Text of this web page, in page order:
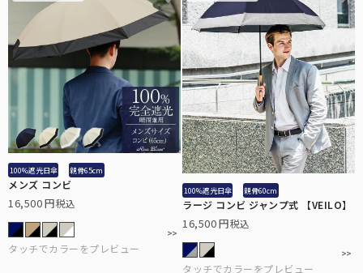
100%遮光日傘 親骨65cm
メンズ コンビ
16,500 税込
100%遮光日傘 親骨60cm
ラージ コンビ ジャンプ式 【VEILO】
16,500 税込